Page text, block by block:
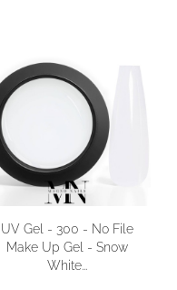
UV Gel - 300 - No File
Make Up Gel - Snow
White...